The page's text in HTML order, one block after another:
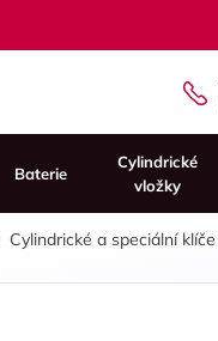
Baterie
Cylindrické
vložky
Cylindrické a speciální klíče